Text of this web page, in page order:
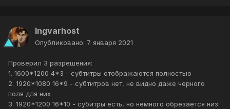
Ingvarhost
Опубликовано: 7 января 2021
Проверил 3 разрешения:
1. 1600*1200 4*3 - субтитры отображаются полностью
2. 1920*1080 16*9 - субтитров нет, не видно даже черного
поля для них
3. 1920*1200 16*10 - субитры есть, но немного обрезается низ